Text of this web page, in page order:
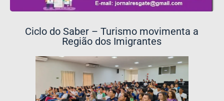
Ciclo do Saber – Turismo movimenta a
Região dos Imigrantes